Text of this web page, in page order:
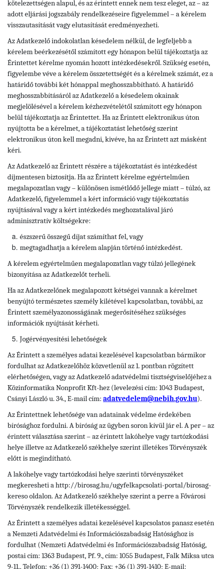
kötelezettségen alapul, és az érintett ennek nem tesz eleget, az – az
adott eljárási jogszabály rendelkezéseire figyelemmel – a kérelem
visszautasítását vagy elutasítását eredményezheti.
Az Adatkezelő indokolatlan késedelem nélkül, de legfeljebb a
kérelem beérkezésétől számított egy hónapon belül tájékoztatja az
Érintettet kérelme nyomán hozott intézkedésekről. Szükség esetén,
figyelembe véve a kérelem összetettségét és a kérelmek számát, ez a
határidő további két hónappal meghosszabbítható. A határidő
meghosszabbításáról az Adatkezelő a késedelem okainak
megjelölésével a kérelem kézhezvételétől számított egy hónapon
belül tájékoztatja az Érintettet. Ha az Érintett elektronikus úton
nyújtotta be a kérelmet, a tájékoztatást lehetőség szerint
elektronikus úton kell megadni, kivéve, ha az Érintett azt másként
kéri.
Az Adatkezelő az Érintett részére a tájékoztatást és intézkedést
díjmentesen biztosítja. Ha az Érintett kérelme egyértelműen
megalapozatlan vagy – különösen ismétlődő jellege miatt – túlzó, az
Adatkezelő, figyelemmel a kért információ vagy tájékoztatás
nyújtásával vagy a kért intézkedés meghozatalával járó
adminisztratív költségekre:
észszerű összegű díjat számíthat fel, vagy
megtagadhatja a kérelem alapján történő intézkedést.
A kérelem egyértelműen megalapozatlan vagy túlzó jellegének
bizonyítása az Adatkezelőt terheli.
Ha az Adatkezelőnek megalapozott kétségei vannak a kérelmet
benyújtó természetes személy kilétével kapcsolatban, további, az
Érintett személyazonosságának megerősítéséhez szükséges
információk nyújtását kérheti.
Jogérvényesítési lehetőségek
Az Érintett a személyes adatai kezelésével kapcsolatban bármikor
fordulhat az Adatkezelőhöz közvetlenül az 1. pontban rögzített
elérhetőségen, vagy az Adatkezelő adatvédelmi tisztségviselőjéhez a
Közinformatika Nonprofit Kft-hez (levelezési cím: 1043 Budapest,
Csányi László u. 34., E-mail cím: adatvedelem@nebih.gov.hu).
Az Érintettnek lehetősége van adatainak védelme érdekében
bírósághoz fordulni. A bíróság az ügyben soron kívül jár el. A per – az
érintett választása szerint – az érintett lakóhelye vagy tartózkodási
helye illetve az Adatkezelő székhelye szerint illetékes Törvényszék
előtt is megindítható.
A lakóhelye vagy tartózkodási helye szerinti törvényszéket
megkeresheti a http://birosag.hu/ugyfelkapcsolati-portal/birosag-
kereso oldalon. Az Adatkezelő székhelye szerint a perre a Fővárosi
Törvényszék rendelkezik illetékességgel.
Az Érintett a személyes adatai kezelésével kapcsolatos panasz esetén
a Nemzeti Adatvédelmi és Információszabadság Hatósághoz is
fordulhat (Nemzeti Adatvédelmi és Információszabadság Hatóság,
postai cím: 1363 Budapest, Pf. 9., cím: 1055 Budapest, Falk Miksa utca
9-11., Telefon: +36 (1) 391-1400; Fax: +36 (1) 391-1410; E-mail: